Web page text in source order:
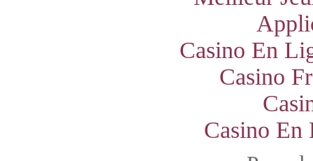
Casino En
Casino
Casino En